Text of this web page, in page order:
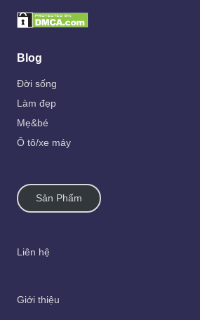
Blog
Đời sống
Làm đẹp
Mẹ&bé
Ô tô/xe máy
Sản Phẩm
Liên hệ
Giới thiệu